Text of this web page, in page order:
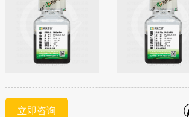
立即咨询